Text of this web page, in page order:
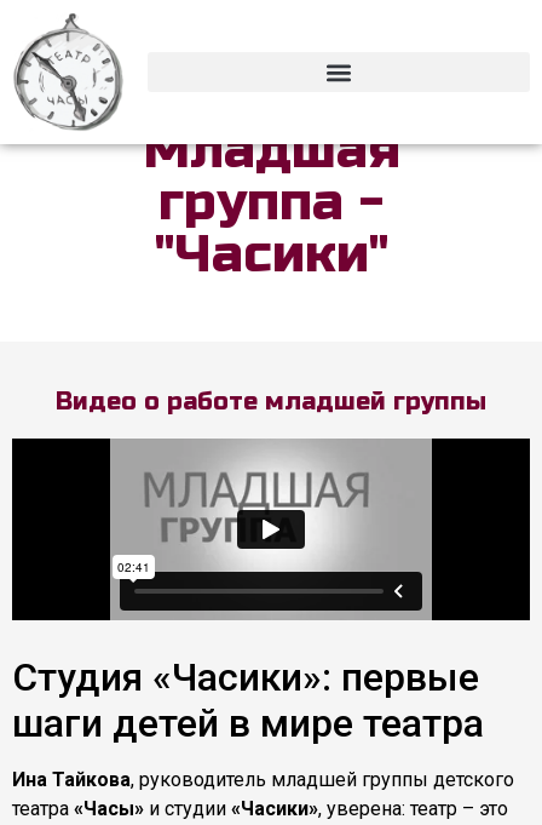
Младшая
группа -
"Часики"
Видео о работе младшей группы
Студия «Часики»: первые
шаги детей в мире театра
Ина Тайкова, руководитель младшей группы детского
театра «Часы» и студии «Часики», уверена: театр – это